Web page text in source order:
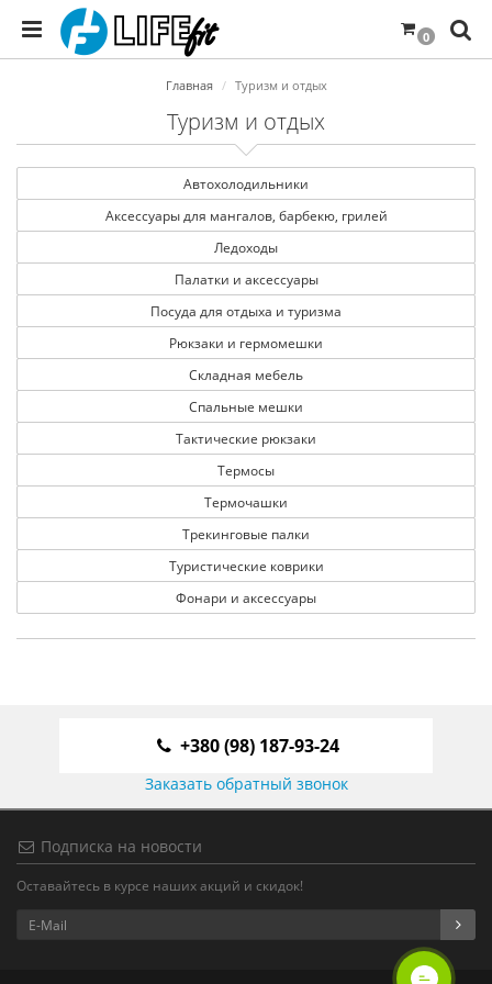
0
Главная Туризм и отдых
Туризм и отдых
Автохолодильники
Аксессуары для мангалов, барбекю, грилей
Ледоходы
Палатки и аксессуары
Посуда для отдыха и туризма
Рюкзаки и гермомешки
Складная мебель
Спальные мешки
Тактические рюкзаки
Термосы
Термочашки
Трекинговые палки
Туристические коврики
Фонари и аксессуары
+380 (98) 187-93-24
Заказать обратный звонок
Подписка на новости
Оставайтесь в курсе наших акций и скидок!